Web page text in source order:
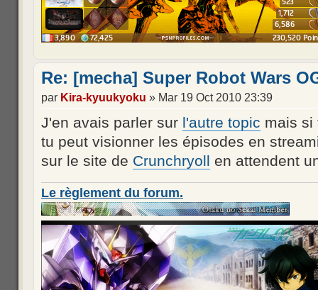
Re: [mecha] Super Robot Wars
par Kira-kyuukyoku » Mar 19 Oct 2010 23:39
J'en avais parler sur l'autre topic mais si
tu peut visionner les épisodes en
sur le site de Crunchryoll en attendent
Le règlement du forum.